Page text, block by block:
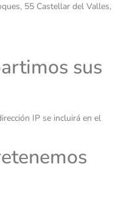
55 Castellar del Valles,
sus
IP se incluirá en el